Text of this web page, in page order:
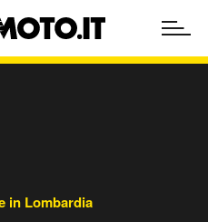
in Lombardia